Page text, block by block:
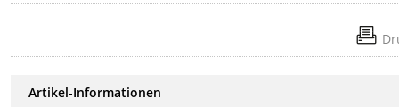
Artikel-Informationen